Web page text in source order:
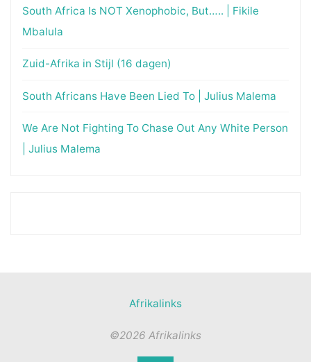
South Africa Is NOT Xenophobic, But….. | Fikile
Mbalula
Zuid-Afrika in Stijl (16 dagen)
South Africans Have Been Lied To | Julius Malema
We Are Not Fighting To Chase Out Any White Person
| Julius Malema
Afrikalinks
©2026 Afrikalinks